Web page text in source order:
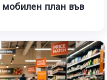
мобилен план във